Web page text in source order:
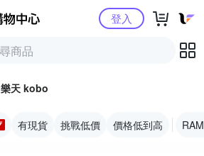
Yahoo購物中心登入
樂天 kobo
有現貨 挑戰低價 價格低到高 RAM